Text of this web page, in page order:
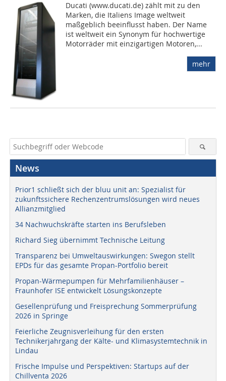
Ducati (www.ducati.de) zählt mit zu den
Marken, die Italiens Image weltweit
maßgeblich beeinflusst haben. Der Name
ist weltweit ein Synonym für hochwertige
Motorräder mit einzigartigen Motoren,...
mehr
News
Prior1 schließt sich der bluu unit an: Spezialist für
zukunftssichere Rechenzentrumslösungen wird neues
Allianzmitglied
34 Nachwuchskräfte starten ins Berufsleben
Richard Sieg übernimmt Technische Leitung
Transparenz bei Umweltauswirkungen: Swegon stellt
EPDs für das gesamte Propan-Portfolio bereit
Propan-Wärmepumpen für Mehrfamilienhäuser –
Fraunhofer ISE entwickelt Lösungskonzepte
Gesellenprüfung und Freisprechung Sommerprüfung
2026 in Springe
Feierliche Zeugnisverleihung für den ersten
Technikerjahrgang der Kälte- und Klimasystemtechnik in
Lindau
Frische Impulse und Perspektiven: Startups auf der
Chillventa 2026